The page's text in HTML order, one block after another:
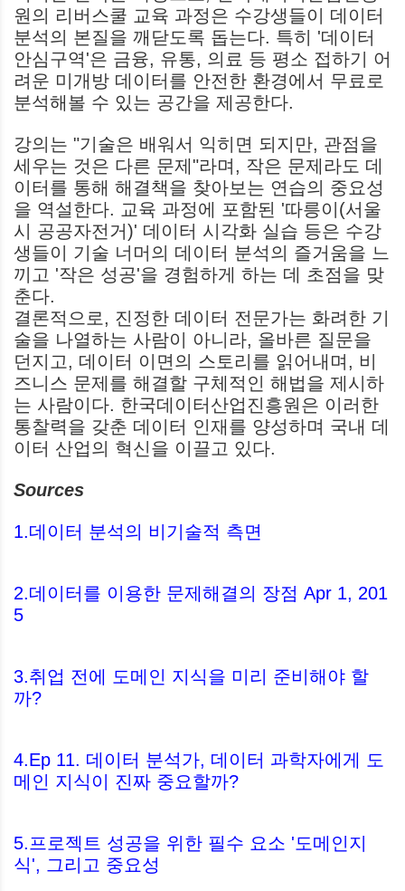
원의 리버스쿨 교육 과정은 수강생들이 데이터
분석의 본질을 깨닫도록 돕는다. 특히 '데이터
안심구역'은 금융, 유통, 의료 등 평소 접하기 어
려운 미개방 데이터를 안전한 환경에서 무료로
분석해볼 수 있는 공간을 제공한다.
강의는 "기술은 배워서 익히면 되지만, 관점을
세우는 것은 다른 문제"라며, 작은 문제라도 데
이터를 통해 해결책을 찾아보는 연습의 중요성
을 역설한다. 교육 과정에 포함된 '따릉이(서울
시 공공자전거)' 데이터 시각화 실습 등은 수강
생들이 기술 너머의 데이터 분석의 즐거움을 느
끼고 '작은 성공'을 경험하게 하는 데 초점을 맞
춘다.
결론적으로, 진정한 데이터 전문가는 화려한 기
술을 나열하는 사람이 아니라, 올바른 질문을
던지고, 데이터 이면의 스토리를 읽어내며, 비
즈니스 문제를 해결할 구체적인 해법을 제시하
는 사람이다. 한국데이터산업진흥원은 이러한
통찰력을 갖춘 데이터 인재를 양성하며 국내 데
이터 산업의 혁신을 이끌고 있다.
Sources
1.데이터 분석의 비기술적 측면
2.데이터를 이용한 문제해결의 장점 Apr 1, 201
5
3.취업 전에 도메인 지식을 미리 준비해야 할
까?
4.Ep 11. 데이터 분석가, 데이터 과학자에게 도
메인 지식이 진짜 중요할까?
5.프로젝트 성공을 위한 필수 요소 '도메인지
식', 그리고 중요성